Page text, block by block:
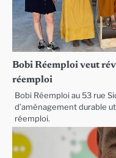
Bobi Réemploi veut
réemploi
Bobi Réemploi au 53 rue
d’aménagement durable
réemploi.